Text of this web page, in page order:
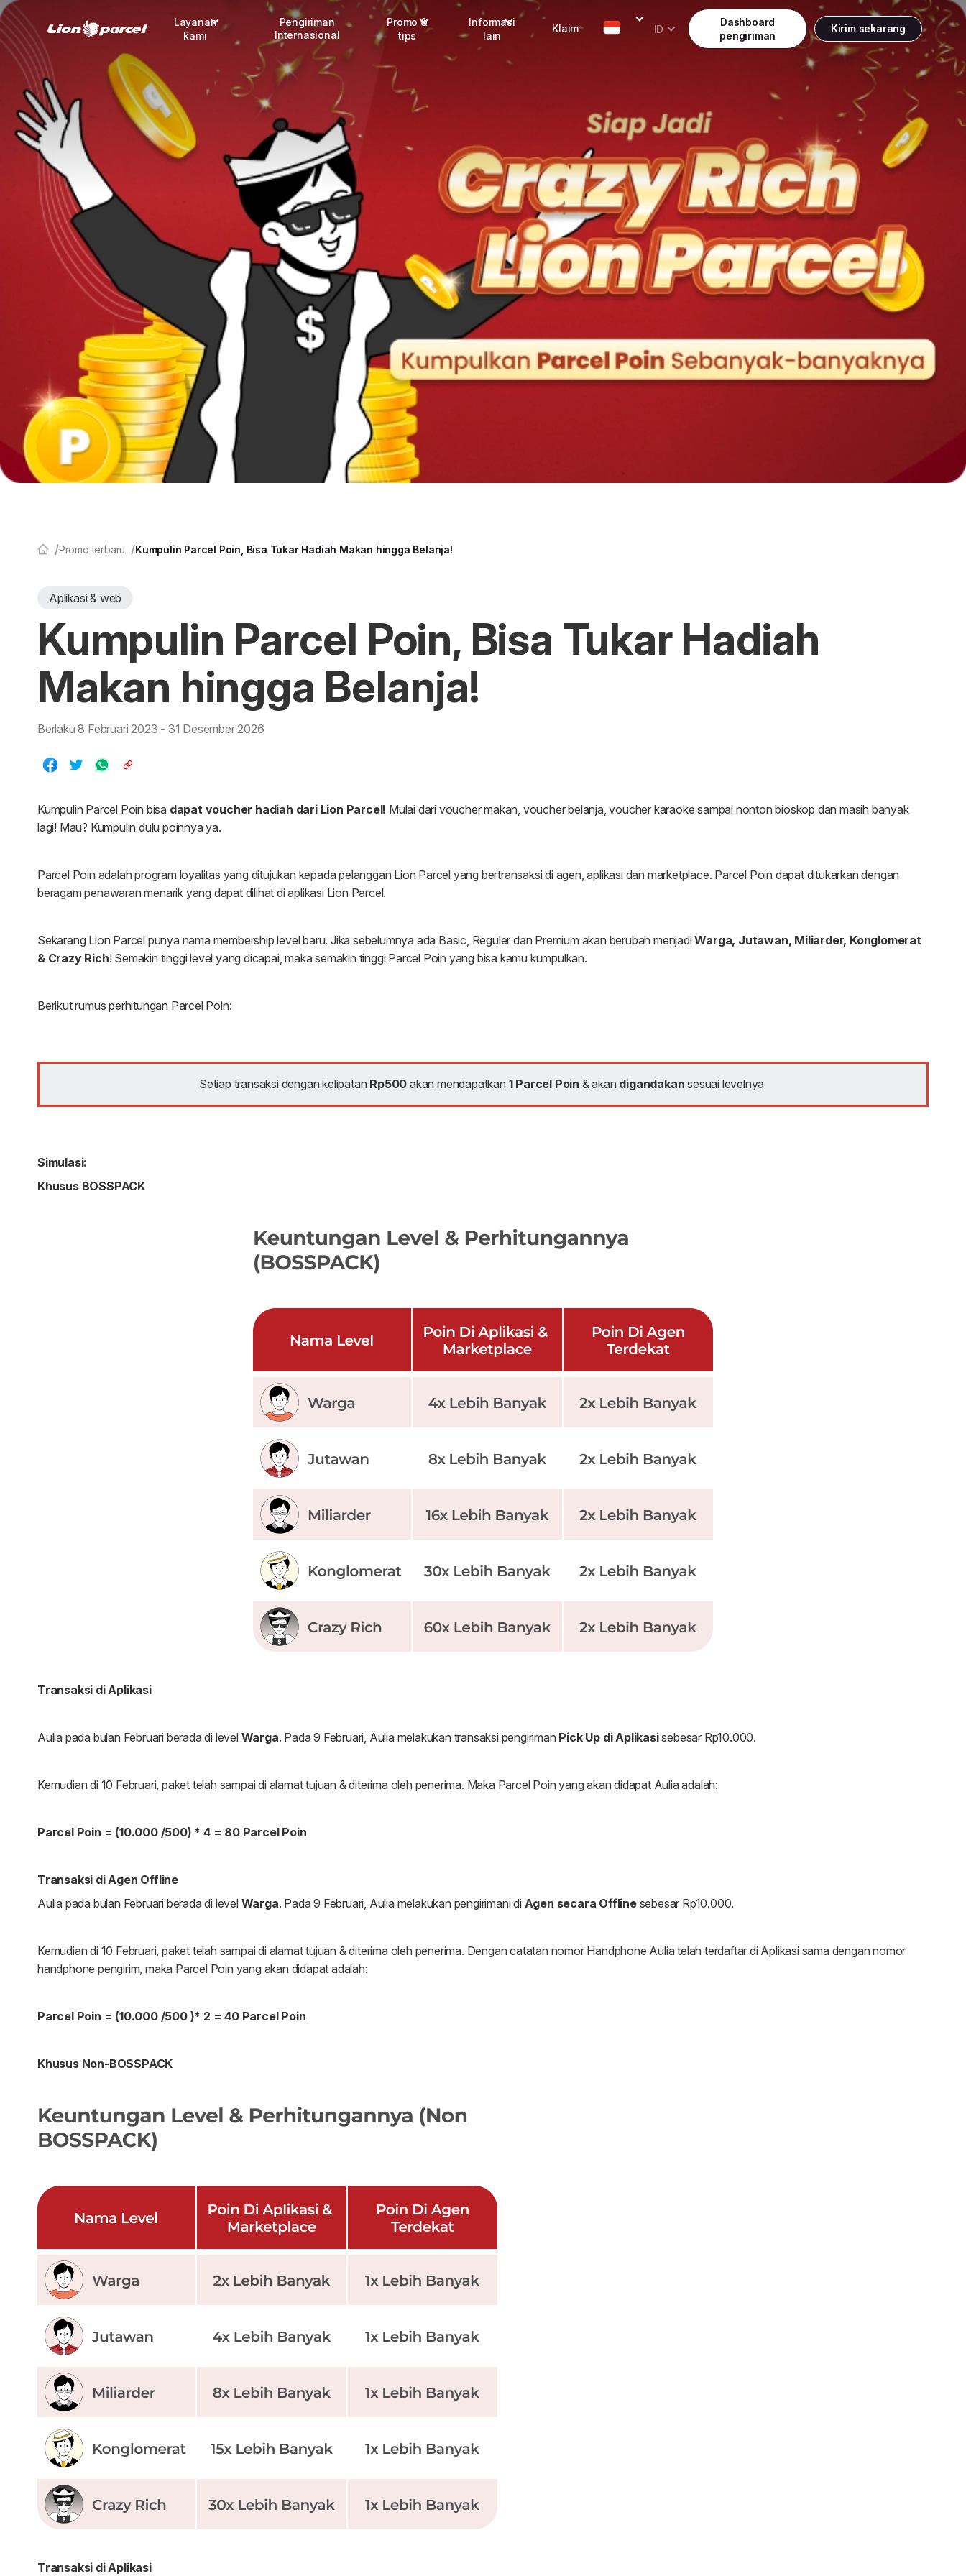
Layanan
kami
Pengiriman
COD
Fulfillment
Daftar jadi Mitra
Lacak pendaftaran Mitra
Pengiriman
Internasional
Promo &
tips
Promo terbaru
Info seller
Info mitra
Informasi
lain
FAQ
Tentang kami
Karir
Klaim
Malaysia
ID
Dashboard
pengiriman
Kirim sekarang
Promo weekend diskon 25%
Promo terbaru Kumpulin Parcel Poin, Bisa Tukar Hadiah Makan hingga Belanja!
Aplikasi & web
Kumpulin Parcel Poin, Bisa Tukar Hadiah
Makan hingga Belanja!
Berlaku 8 Februari 2023 - 31 Desember 2026